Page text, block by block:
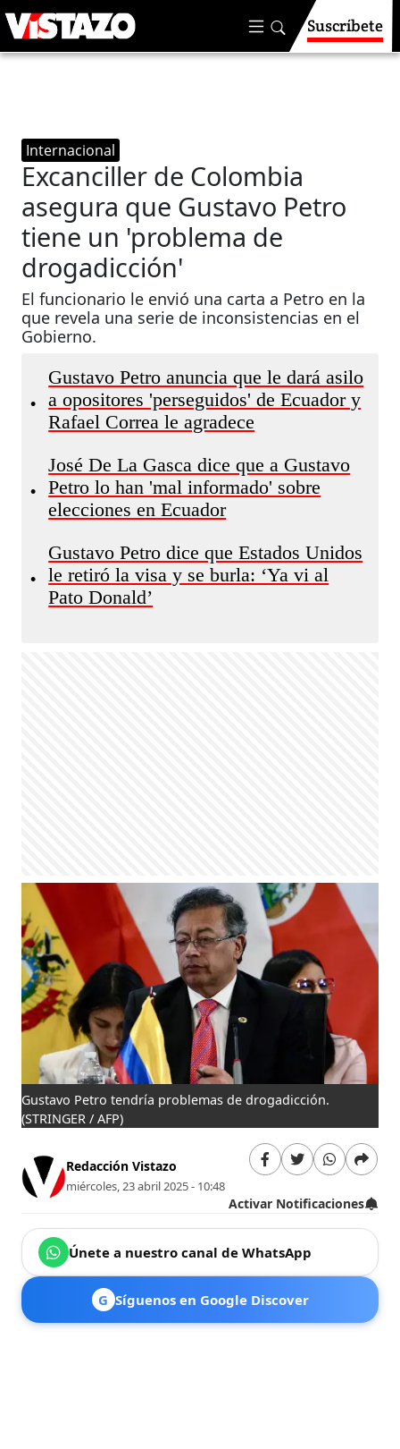
Suscríbete
Internacional
Excanciller de Colombia
asegura que Gustavo Petro
tiene un 'problema de
drogadicción'
El funcionario le envió una carta a Petro en la
que revela una serie de inconsistencias en el
Gobierno.
•
Gustavo Petro anuncia que le dará asilo
a opositores 'perseguidos' de Ecuador y
Rafael Correa le agradece
•
José De La Gasca dice que a Gustavo
Petro lo han 'mal informado' sobre
elecciones en Ecuador
•
Gustavo Petro dice que Estados Unidos
le retiró la visa y se burla: ‘Ya vi al
Pato Donald’
Gustavo Petro tendría problemas de drogadicción.
(STRINGER / AFP)
Redacción Vistazo
miércoles, 23 abril 2025 - 10:48
Activar Notificaciones
Únete a nuestro canal de WhatsApp
G Síguenos en Google Discover